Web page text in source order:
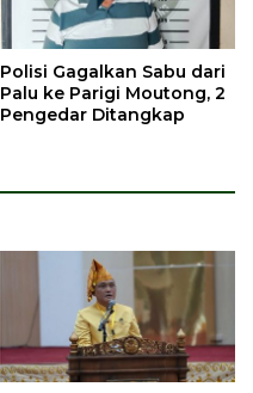
Polisi Gagalkan Sabu dari
Palu ke Parigi Moutong, 2
Pengedar Ditangkap